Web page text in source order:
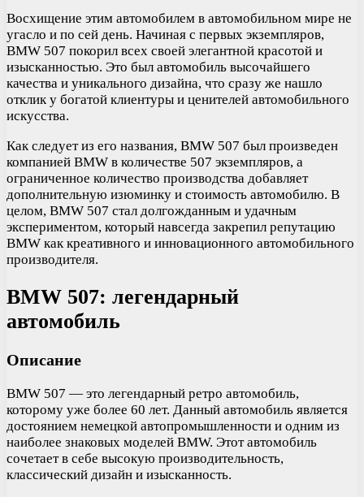
Восхищение этим автомобилем в автомобильном мире не
угасло и по сей день. Начиная с первых экземпляров,
BMW 507 покорил всех своей элегантной красотой и
изысканностью. Это был автомобиль высочайшего
качества и уникального дизайна, что сразу же нашло
отклик у богатой клиентуры и ценителей автомобильного
искусства.
Как следует из его названия, BMW 507 был произведен
компанией BMW в количестве 507 экземпляров, а
ограниченное количество производства добавляет
дополнительную изюминку и стоимость автомобилю. В
целом, BMW 507 стал долгожданным и удачным
экспериментом, который навсегда закрепил репутацию
BMW как креативного и инновационного автомобильного
производителя.
BMW 507: легендарный
автомобиль
Описание
BMW 507 — это легендарный ретро автомобиль,
которому уже более 60 лет. Данный автомобиль является
достоянием немецкой автопромышленности и одним из
наиболее знаковых моделей BMW. Этот автомобиль
сочетает в себе высокую производительность,
классический дизайн и изысканность.